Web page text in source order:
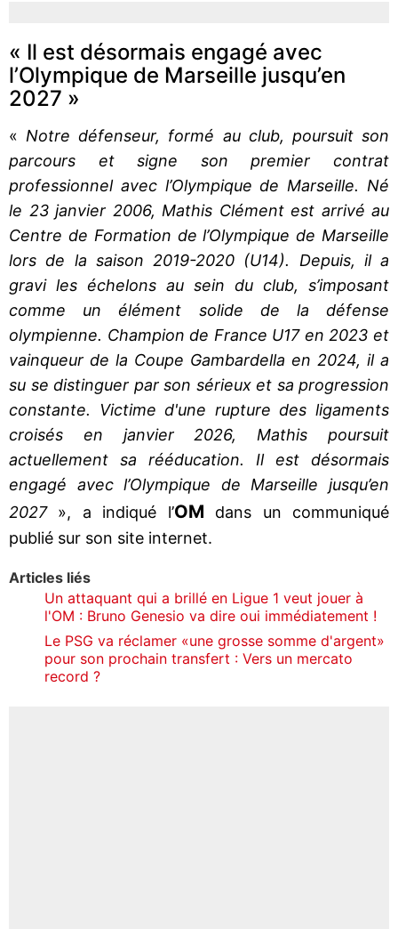
« Il est désormais engagé avec
l’Olympique de Marseille jusqu’en
2027 »
« Notre défenseur, formé au club, poursuit son
parcours et signe son premier contrat
professionnel avec l’Olympique de Marseille. Né
le 23 janvier 2006, Mathis Clément est arrivé au
Centre de Formation de l’Olympique de Marseille
lors de la saison 2019-2020 (U14). Depuis, il a
gravi les échelons au sein du club, s’imposant
comme un élément solide de la défense
olympienne. Champion de France U17 en 2023 et
vainqueur de la Coupe Gambardella en 2024, il a
su se distinguer par son sérieux et sa progression
constante. Victime d'une rupture des ligaments
croisés en janvier 2026, Mathis poursuit
actuellement sa rééducation. Il est désormais
engagé avec l’Olympique de Marseille jusqu’en
2027 », a indiqué l’OM dans un communiqué
publié sur son site internet.
Articles liés
Un attaquant qui a brillé en Ligue 1 veut jouer à
l'OM : Bruno Genesio va dire oui immédiatement !
Le PSG va réclamer «une grosse somme d'argent»
pour son prochain transfert : Vers un mercato
record ?